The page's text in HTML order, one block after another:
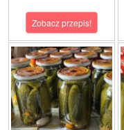
Zobacz przepis!